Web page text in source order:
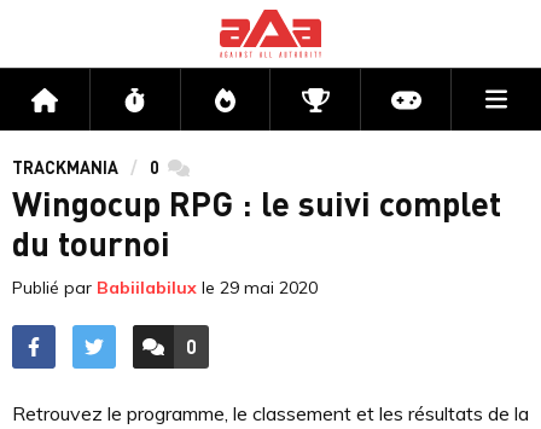
Accueil Flux Directs CompétitionsActu jeux
TRACKMANIA 0 commentaires
Wingocup RPG : le suivi complet
du tournoi
Publié par Babiilabilux le 29 mai 2020
ACCÉDER AUX
0
COMMENTAIRES
Retrouvez le programme, le classement et les résultats de la